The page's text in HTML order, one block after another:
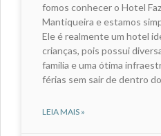
fomos conhecer o Hotel
Mantiqueira e estamos
Ele é realmente um hotel
crianças, pois possui
família e uma ótima
férias sem sair de dentro
LEIA MAIS »